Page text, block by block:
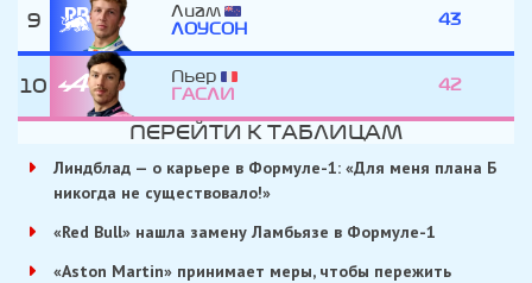
9
Лиам
ЛОУСОН
43
10
Пьер
ГАСЛИ
42
ПЕРЕЙТИ К ТАБЛИЦАМ
Линдблад — о карьере в Формуле-1: «Для меня плана Б
никогда не существовало!»
«Red Bull» нашла замену Ламбьязе в Формуле-1
«Aston Martin» принимает меры, чтобы пережить